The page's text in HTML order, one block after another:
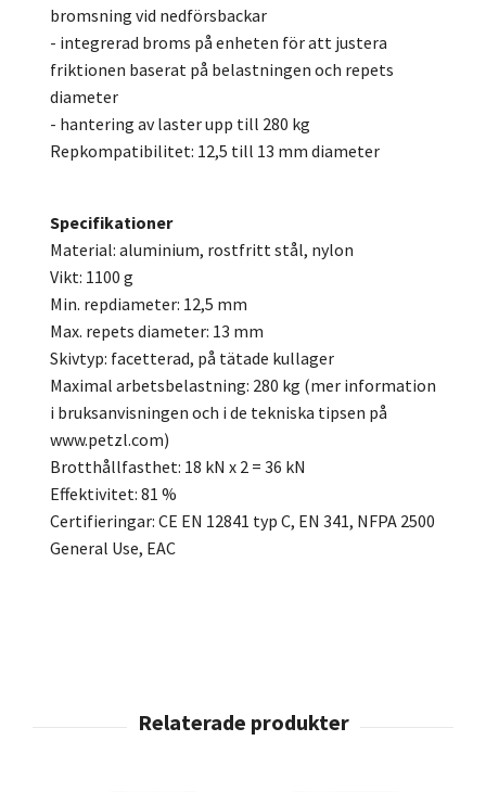
bromsning vid nedförsbackar
- integrerad broms på enheten för att justera
friktionen baserat på belastningen och repets
diameter
- hantering av laster upp till 280 kg
Repkompatibilitet: 12,5 till 13 mm diameter
Specifikationer
Material: aluminium, rostfritt stål, nylon
Vikt: 1100 g
Min. repdiameter: 12,5 mm
Max. repets diameter: 13 mm
Skivtyp: facetterad, på tätade kullager
Maximal arbetsbelastning: 280 kg (mer information
i bruksanvisningen och i de tekniska tipsen på
www.petzl.com)
Brotthållfasthet: 18 kN x 2 = 36 kN
Effektivitet: 81 %
Certifieringar: CE EN 12841 typ C, EN 341, NFPA 2500
General Use, EAC